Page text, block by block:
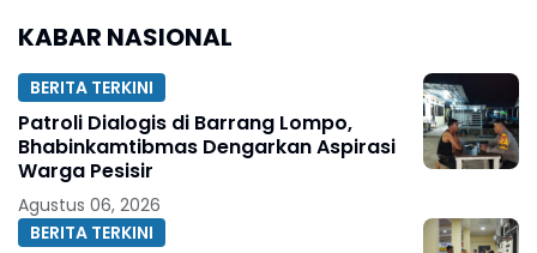
Narasumber Sesat
KABAR NASIONAL
BERITA TERKINI
Patroli Dialogis di Barrang Lompo,
Bhabinkamtibmas Dengarkan Aspirasi
Warga Pesisir
Agustus 06, 2026
BERITA TERKINI